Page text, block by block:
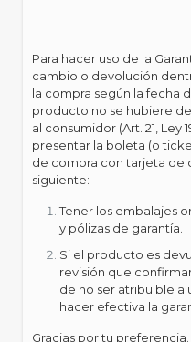
Para hacer uso de la
cambio o devolución
la compra según la fecha
producto no se hubiere
al consumidor (Art. 21, Ley
presentar la boleta (o
de compra con tarjeta de
siguiente:
Tener los embalajes
y pólizas de garantía.
Si el producto es
revisión que
de no ser atribuible a
hacer efectiva la
Gracias por tu preferencia.